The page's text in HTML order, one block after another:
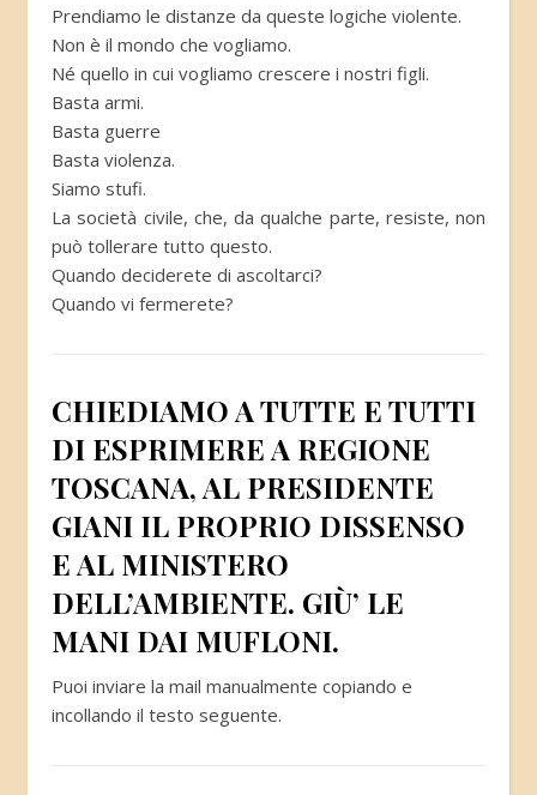
Prendiamo le distanze da queste logiche violente.
Non è il mondo che vogliamo.
Né quello in cui vogliamo crescere i nostri figli.
Basta armi.
Basta guerre
Basta violenza.
Siamo stufi.
La società civile, che, da qualche parte, resiste, non
può tollerare tutto questo.
Quando deciderete di ascoltarci?
Quando vi fermerete?
CHIEDIAMO A TUTTE E TUTTI
DI ESPRIMERE A REGIONE
TOSCANA, AL PRESIDENTE
GIANI IL PROPRIO DISSENSO
E AL MINISTERO
DELL’AMBIENTE. GIÙ’ LE
MANI DAI MUFLONI.
Puoi inviare la mail manualmente copiando e
incollando il testo seguente.